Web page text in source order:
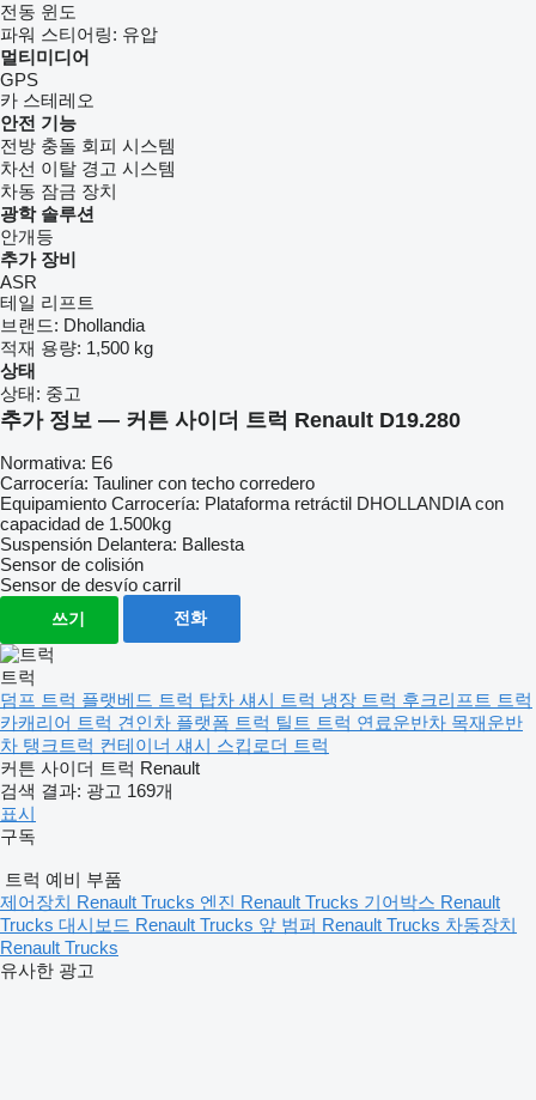
전동 윈도
파워 스티어링: 유압
멀티미디어
GPS
카 스테레오
안전 기능
전방 충돌 회피 시스템
차선 이탈 경고 시스템
차동 잠금 장치
광학 솔루션
안개등
추가 장비
ASR
테일 리프트
브랜드: Dhollandia
적재 용량: 1,500 kg
상태
상태: 중고
추가 정보 — 커튼 사이더 트럭 Renault D19.280
Normativa: E6
Carrocería: Tauliner con techo corredero
Equipamiento Carrocería: Plataforma retráctil DHOLLANDIA con
capacidad de 1.500kg
Suspensión Delantera: Ballesta
Sensor de colisión
Sensor de desvío carril
쓰기 전화
트럭
덤프 트럭 플랫베드 트럭 탑차 섀시 트럭 냉장 트럭 후크리프트 트럭
카캐리어 트럭 견인차 플랫폼 트럭 틸트 트럭 연료운반차 목재운반
차 탱크트럭 컨테이너 섀시 스킵로더 트럭
커튼 사이더 트럭 Renault
검색 결과: 광고 169개
표시
구독
트럭 예비 부품
제어장치 Renault Trucks 엔진 Renault Trucks 기어박스 Renault
Trucks 대시보드 Renault Trucks 앞 범퍼 Renault Trucks 차동장치
Renault Trucks
유사한 광고